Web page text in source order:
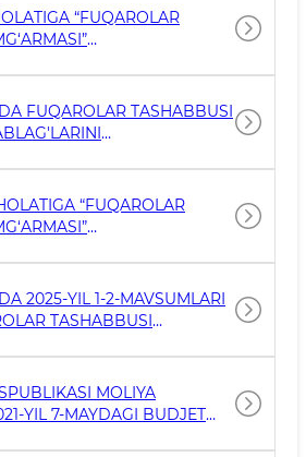
VA OVOZ BERISH
HAMDA
“FUQAROLAR
ASOSIDA SHAKLLANGAN
MABLAG‘LAR
FUQAROLAR TASHABBUSI
MA'LUMOT
“FUQAROLAR
ASOSIDA SHAKLLANGAN
MABLAG‘LAR
2025-YIL 1-2-MAVSUMLARI
TASHABBUSI
MOLIYA
YIL 7-MAYDAGI BUDJET